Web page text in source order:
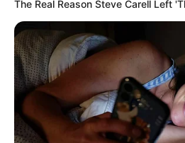
The Real Reason Steve Carell Left